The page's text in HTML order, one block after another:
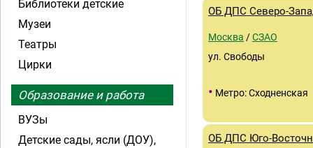
ОБ ДПС Северо-
Москва /СЗАО
ул. Свободы
• Метро: Сходненская
ОБ ДПС Юго-
Библиотеки детские
Музеи
Театры
Цирки
Образование и работа
ВУЗы
Детские сады, ясли (ДОУ),